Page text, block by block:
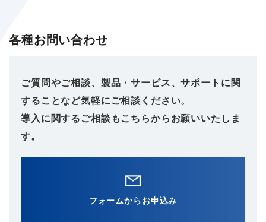
各種お問い合わせ
ご質問やご相談、製品・サービス、サポートに関
することなど気軽にご相談ください。
導入に関するご相談もこちらからお願いいたしま
す。
フォームからお申込み